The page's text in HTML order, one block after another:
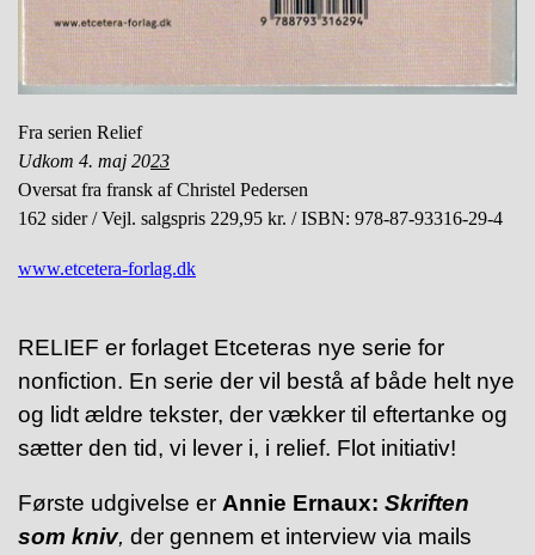
Fra serien Relief
Udkom 4. maj 2023
Oversat fra fransk af Christel Pedersen
162 sider / Vejl. salgspris 229,95 kr. / ISBN: 978-87-93316-29-4
www.etcetera-forlag.dk
RELIEF er forlaget Etceteras nye serie for
nonfiction. En serie der vil bestå af både helt nye
og lidt ældre tekster, der vækker til eftertanke og
sætter den tid, vi lever i, i relief. Flot initiativ!
Første udgivelse er Annie Ernaux: Skriften
som kniv, der gennem et interview via mails